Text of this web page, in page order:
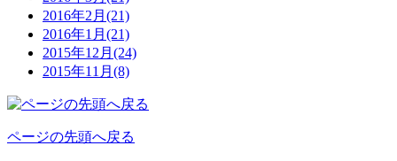
2016年2月(21)
2016年1月(21)
2015年12月(24)
2015年11月(8)
ページの先頭へ戻る